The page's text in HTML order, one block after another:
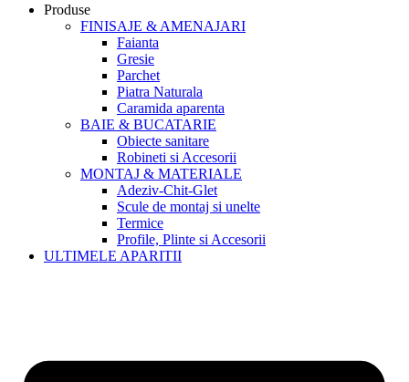
Produse
FINISAJE & AMENAJARI
Faianta
Gresie
Parchet
Piatra Naturala
Caramida aparenta
BAIE & BUCATARIE
Obiecte sanitare
Robineti si Accesorii
MONTAJ & MATERIALE
Adeziv-Chit-Glet
Scule de montaj si unelte
Termice
Profile, Plinte si Accesorii
ULTIMELE APARITII